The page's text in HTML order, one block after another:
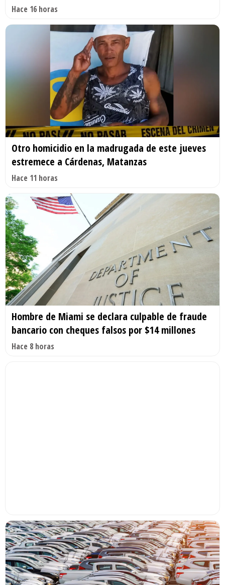
Hace 16 horas
Otro homicidio en la madrugada de este jueves
estremece a Cárdenas, Matanzas
Hace 11 horas
Hombre de Miami se declara culpable de fraude
bancario con cheques falsos por $14 millones
Hace 8 horas